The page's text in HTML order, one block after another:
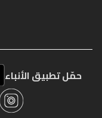
حمّل تطبيق الأنباء